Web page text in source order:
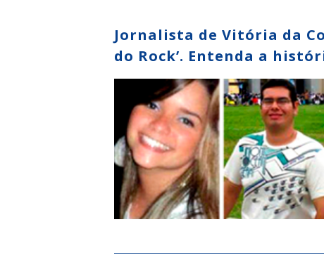
Jornalista de Vitória da
do Rock’. Entenda a